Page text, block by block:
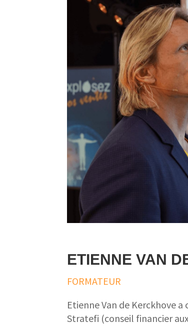
ETIENNE VAN
FORMATEUR
Etienne Van de Kerckhove
Stratefi (conseil financier